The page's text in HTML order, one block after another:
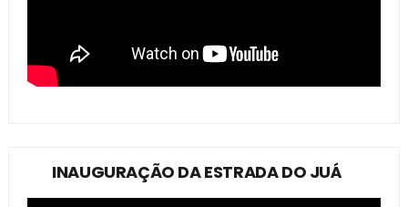
INAUGURAÇÃO DA ESTRADA DO JUÁ